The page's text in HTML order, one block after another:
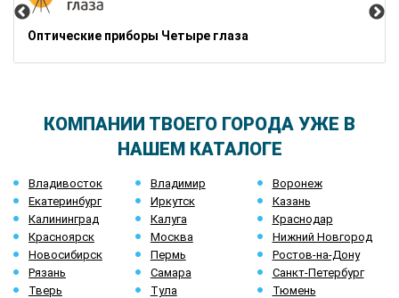
Оптические приборы Четыре глаза
КОМПАНИИ ТВОЕГО ГОРОДА УЖЕ В
НАШЕМ КАТАЛОГЕ
Владивосток Владимир
Воронеж
Екатеринбург
Иркутск
Казань
Калининград
Калуга
Краснодар
Красноярск
Москва
Нижний Новгород
Новосибирск
Пермь
Ростов-на-Дону
Рязань
Самара
Санкт-Петербург
Тверь
Тула
Тюмень